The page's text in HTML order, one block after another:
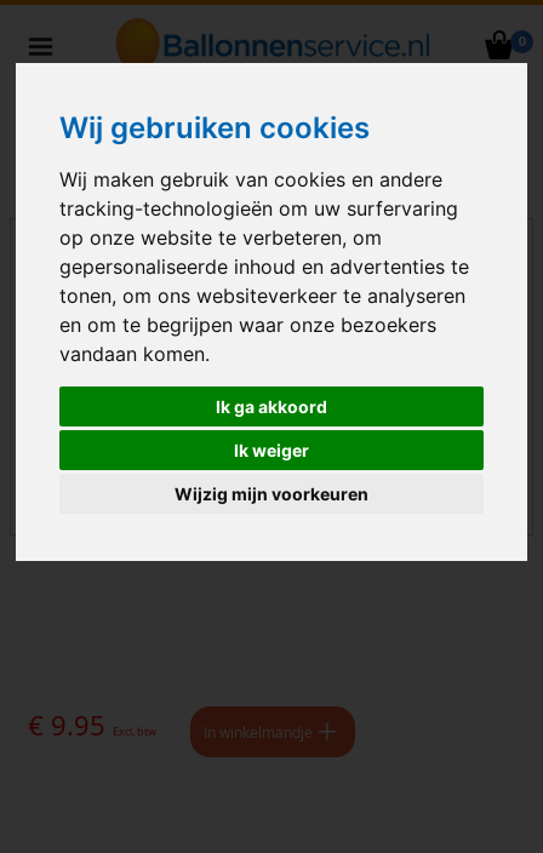
Wij gebruiken cookies
Wij maken gebruik van cookies en andere
tracking-technologieën om uw surfervaring
op onze website te verbeteren, om
gepersonaliseerde inhoud en advertenties te
tonen, om ons websiteverkeer te analyseren
en om te begrijpen waar onze bezoekers
vandaan komen.
Ik ga akkoord
Ik weiger
Wijzig mijn voorkeuren
0
Nederland
€ 9.95 Excl. btw In winkelmandje